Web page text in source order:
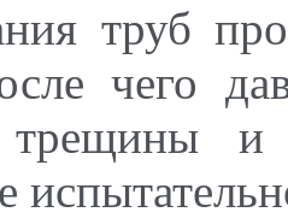
труб
чего
трещины и